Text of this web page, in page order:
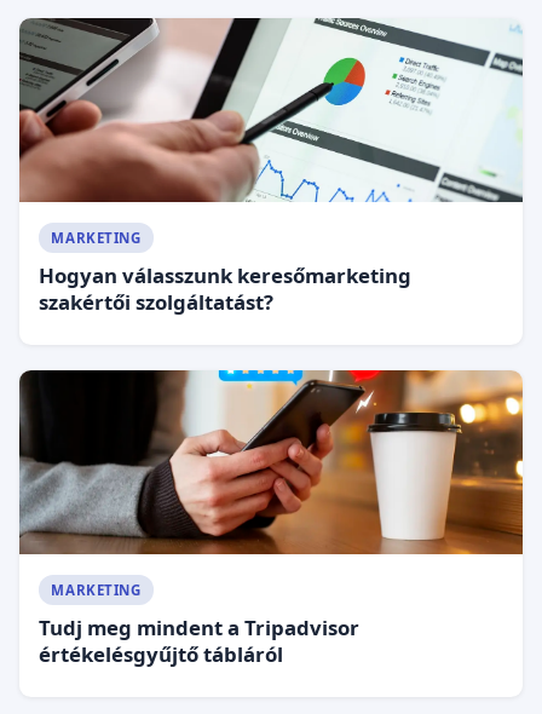
MARKETING
Hogyan válasszunk keresőmarketing
szakértői szolgáltatást?
MARKETING
Tudj meg mindent a Tripadvisor
értékelésgyűjtő tábláról